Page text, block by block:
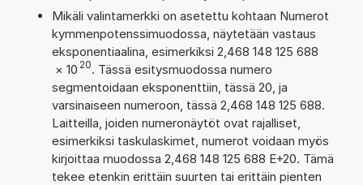
Mikäli valintamerkki on asetettu kohtaan Numerot
kymmenpotenssimuodossa, näytetään vastaus
eksponentiaalina, esimerkiksi 2,468 148 125 688
× 10 20. Tässä esitysmuodossa numero
segmentoidaan eksponenttiin, tässä 20, ja
varsinaiseen numeroon, tässä 2,468 148 125 688.
Laitteilla, joiden numeronäytöt ovat rajalliset,
esimerkiksi taskulaskimet, numerot voidaan myös
kirjoittaa muodossa 2,468 148 125 688 E+20. Tämä
tekee etenkin erittäin suurten tai erittäin pienten